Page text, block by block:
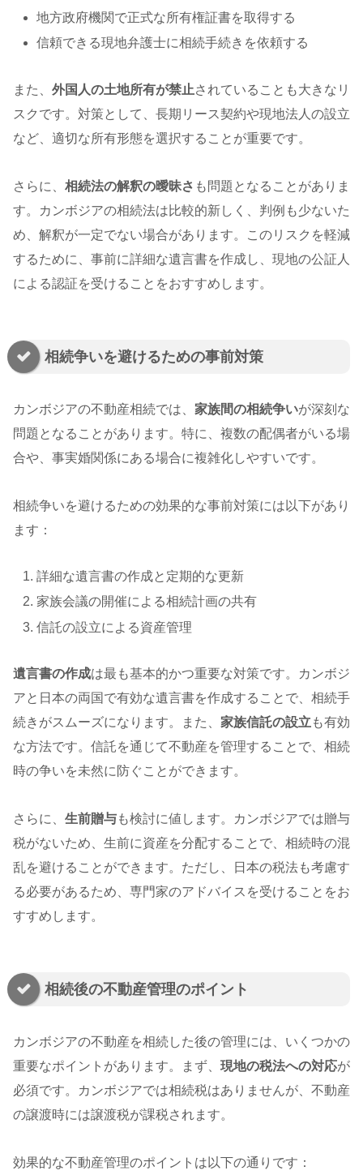
地方政府機関で正式な所有権証書を取得する
信頼できる現地弁護士に相続手続きを依頼する
また、 外国人の土地所有が禁止されていることも大きなリ
スクです。対策として、長期リース契約や現地法人の設立
など、適切な所有形態を選択することが重要です。
さらに、 相続法の解釈の曖昧さ も問題となることがありま
す。カンボジアの相続法は比較的新しく、判例も少ないた
め、解釈が一定でない場合があります。このリスクを軽減
するために、事前に詳細な遺言書を作成し、現地の公証人
による認証を受けることをおすすめします。
相続争いを避けるための事前対策
カンボジアの不動産相続では、 家族間の相続争いが深刻な
問題となることがあります。特に、複数の配偶者がいる場
合や、事実婚関係にある場合に複雑化しやすいです。
相続争いを避けるための効果的な事前対策には以下があり
ます：
詳細な遺言書の作成と定期的な更新
家族会議の開催による相続計画の共有
信託の設立による資産管理
遺言書の作成は最も基本的かつ重要な対策です。カンボジ
アと日本の両国で有効な遺言書を作成することで、相続手
続きがスムーズになります。また、 家族信託の設立も有効
な方法です。信託を通じて不動産を管理することで、相続
時の争いを未然に防ぐことができます。
さらに、 生前贈与も検討に値します。カンボジアでは贈与
税がないため、生前に資産を分配することで、相続時の混
乱を避けることができます。ただし、日本の税法も考慮す
る必要があるため、専門家のアドバイスを受けることをお
すすめします。
相続後の不動産管理のポイント
カンボジアの不動産を相続した後の管理には、いくつかの
重要なポイントがあります。まず、 現地の税法への対応が
必須です。カンボジアでは相続税はありませんが、不動産
の譲渡時には譲渡税が課税されます。
効果的な不動産管理のポイントは以下の通りです：